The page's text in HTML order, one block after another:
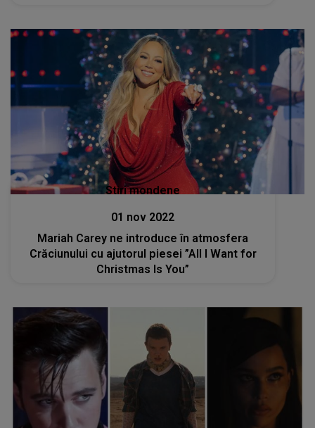
Stiri mondene
01 nov 2022
Mariah Carey ne introduce în atmosfera
Crăciunului cu ajutorul piesei ”All I Want for
Christmas Is You”